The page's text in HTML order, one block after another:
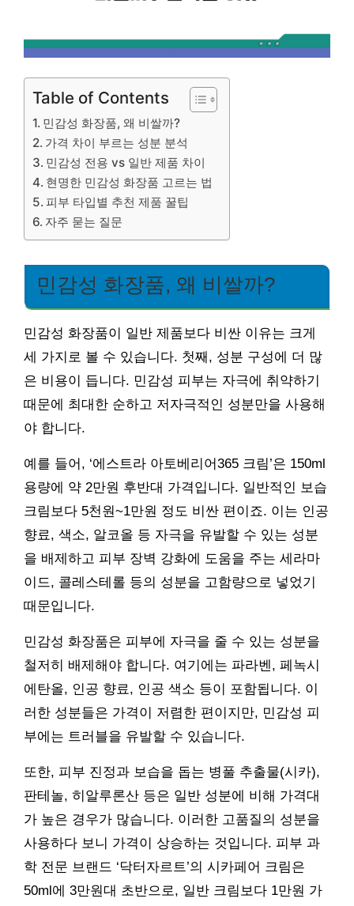
Table of Contents
민감성 화장품, 왜 비쌀까?
가격 차이 부르는 성분 분석
민감성 전용 vs 일반 제품 차이
현명한 민감성 화장품 고르는 법
피부 타입별 추천 제품 꿀팁
자주 묻는 질문
민감성 화장품, 왜 비쌀까?
민감성 화장품이 일반 제품보다 비싼 이유는 크게
세 가지로 볼 수 있습니다. 첫째, 성분 구성에 더 많
은 비용이 듭니다. 민감성 피부는 자극에 취약하기
때문에 최대한 순하고 저자극적인 성분만을 사용해
야 합니다.
예를 들어, ‘에스트라 아토베리어365 크림’은 150ml
용량에 약 2만원 후반대 가격입니다. 일반적인 보습
크림보다 5천원~1만원 정도 비싼 편이죠. 이는 인공
향료, 색소, 알코올 등 자극을 유발할 수 있는 성분
을 배제하고 피부 장벽 강화에 도움을 주는 세라마
이드, 콜레스테롤 등의 성분을 고함량으로 넣었기
때문입니다.
민감성 화장품은 피부에 자극을 줄 수 있는 성분을
철저히 배제해야 합니다. 여기에는 파라벤, 페녹시
에탄올, 인공 향료, 인공 색소 등이 포함됩니다. 이
러한 성분들은 가격이 저렴한 편이지만, 민감성 피
부에는 트러블을 유발할 수 있습니다.
또한, 피부 진정과 보습을 돕는 병풀 추출물(시카),
판테놀, 히알루론산 등은 일반 성분에 비해 가격대
가 높은 경우가 많습니다. 이러한 고품질의 성분을
사용하다 보니 가격이 상승하는 것입니다. 피부 과
학 전문 브랜드 ‘닥터자르트’의 시카페어 크림은
50ml에 3만원대 초반으로, 일반 크림보다 1만원 가